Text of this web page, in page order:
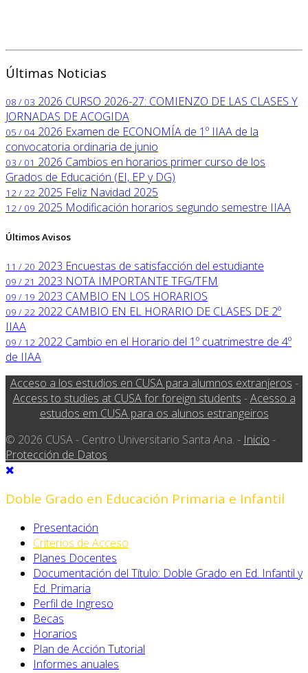
Últimas Noticias
08 / 03 2026 CURSO 2026-27: COMIENZO DE LAS CLASES Y
JORNADAS DE ACOGIDA
05 / 04 2026 Examen de ECONOMÍA de 1º IIAA de la
convocatoria ordinaria de junio
03 / 01 2026 Cambios en horarios primer curso de los
Grados de Educación (EI, EP y DG)
12 / 22 2025 Feliz Navidad 2025
12 / 09 2025 Modificación horarios segundo semestre IIAA
Últimos Avisos
11 / 20 2023 Encuestas de satisfacción del estudiante
09 / 21 2023 NOTA IMPORTANTE TFG/TFM
09 / 19 2023 CAMBIO EN LOS HORARIOS
09 / 22 2022 CAMBIO EN EL HORARIO DE CLASES DE 2º
IIAA
09 / 12 2022 Cambio en el Horario del 1º cuatrimestre de 4º
de IIAA
Acceso a los estudios en CUSA para alumnos extranjeros -
Access to studies at CUSA for foreign students -Acesso a
estudos em CUSA para os alunos estrangeiros
© 2026 CUSA - Centro Universitario Santa Ana. - Inicio -
Protección de Datos
Doble Grado en Educación Primaria e Infantil
Presentación
Criterios de Acceso
Planes Docentes
Documentación del Título: Doble Grado en Ed. Infantil y
Ed. Primaria
Perfil de Ingreso
Becas
Horarios
Plan de Acción Tutorial
Informes anuales